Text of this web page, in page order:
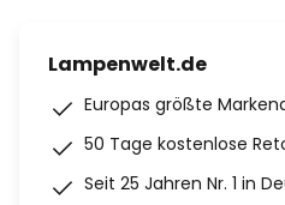
Lampenwelt.de
Europas größte
50 Tage kostenlose
Seit 25 Jahren Nr. 1 in